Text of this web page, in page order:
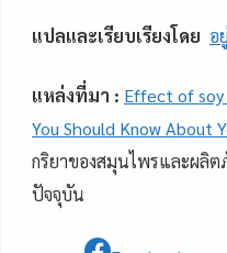
แปลและเรียบเรียงโดย อ
แหล่งที่มา : Effect of soy
You Should Know About
กริยาของสมุนไพรและผลิ
ปัจจุบัน